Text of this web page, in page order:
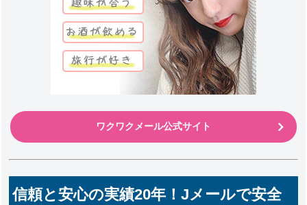
ワクワクメール公式サイト
信頼と安心の実績20年！Jメールで安全